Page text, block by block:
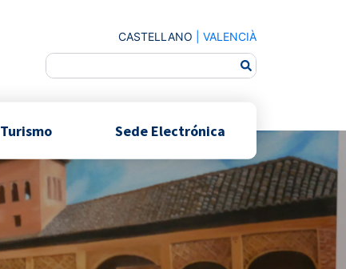
CASTELLANO VALENCIÀ
Turismo Sede Electrónica